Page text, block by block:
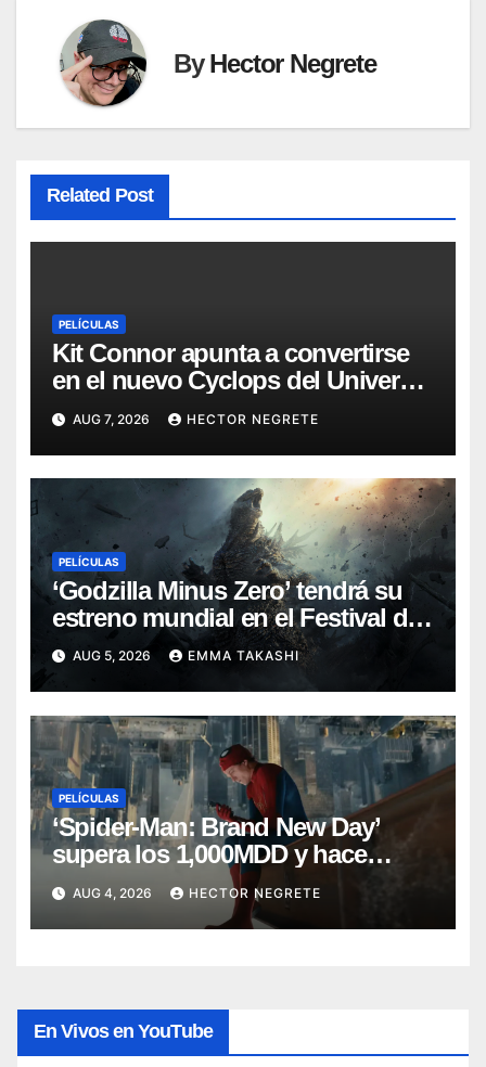
ByHector Negrete
Related Post
PELÍCULAS
Kit Connor apunta a convertirse
en el nuevo Cyclops del Universo
Marvel
AUG 7, 2026 HECTOR NEGRETE
PELÍCULAS
‘Godzilla Minus Zero’ tendrá su
estreno mundial en el Festival de
Cine de Nueva York
AUG 5, 2026 EMMA TAKASHI
PELÍCULAS
‘Spider-Man: Brand New Day’
supera los 1,000MDD y hace
historia en taquilla
AUG 4, 2026 HECTOR NEGRETE
En Vivos en YouTube